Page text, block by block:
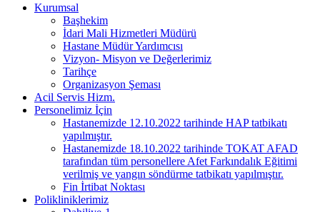
Kurumsal
Başhekim
İdari Mali Hizmetleri Müdürü
Hastane Müdür Yardımcısı
Vizyon- Misyon ve Değerlerimiz
Tarihçe
Organizasyon Şeması
Acil Servis Hizm.
Personelimiz İçin
Hastanemizde 12.10.2022 tarihinde HAP tatbikatı
yapılmıştır.
Hastanemizde 18.10.2022 tarihinde TOKAT AFAD
tarafından tüm personellere Afet Farkındalık Eğitimi
verilmiş ve yangın söndürme tatbikatı yapılmıştır.
Fin İrtibat Noktası
Polikliniklerimiz